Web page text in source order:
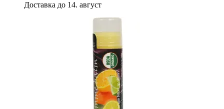
Доставка до 14. август